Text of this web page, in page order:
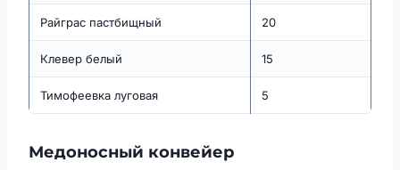
Райграс пастбищный 20
Клевер белый 15
Тимофеевка луговая 5
Медоносный конвейер